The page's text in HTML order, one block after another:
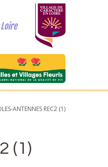
ANTENNES REC2 (1)
(1)